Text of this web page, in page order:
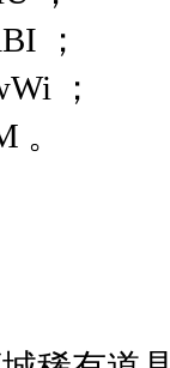
；
；
。